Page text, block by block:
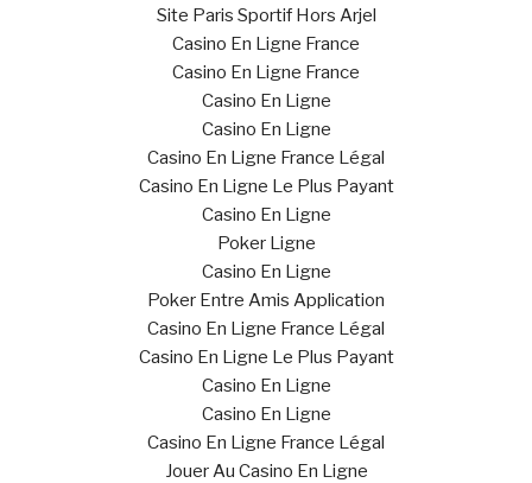
Site Paris Sportif Hors Arjel
Casino En Ligne France
Casino En Ligne France
Casino En Ligne
Casino En Ligne
Casino En Ligne France Légal
Casino En Ligne Le Plus Payant
Casino En Ligne
Poker Ligne
Casino En Ligne
Poker Entre Amis Application
Casino En Ligne France Légal
Casino En Ligne Le Plus Payant
Casino En Ligne
Casino En Ligne
Casino En Ligne France Légal
Jouer Au Casino En Ligne